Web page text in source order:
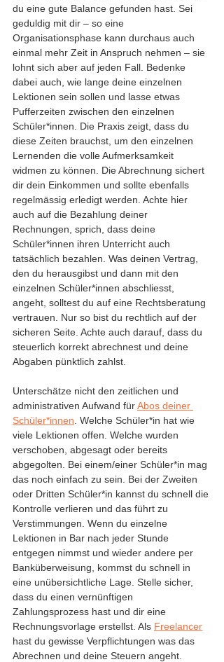
du eine gute Balance gefunden hast. Sei
geduldig mit dir – so eine
Organisationsphase kann durchaus auch
einmal mehr Zeit in Anspruch nehmen – sie
lohnt sich aber auf jeden Fall. Bedenke
dabei auch, wie lange deine einzelnen
Lektionen sein sollen und lasse etwas
Pufferzeiten zwischen den einzelnen
Schüler*innen. Die Praxis zeigt, dass du
diese Zeiten brauchst, um den einzelnen
Lernenden die volle Aufmerksamkeit
widmen zu können. Die Abrechnung sichert
dir dein Einkommen und sollte ebenfalls
regelmässig erledigt werden. Achte hier
auch auf die Bezahlung deiner
Rechnungen, sprich, dass deine
Schüler*innen ihren Unterricht auch
tatsächlich bezahlen. Was deinen Vertrag,
den du herausgibst und dann mit den
einzelnen Schüler*innen abschliesst,
angeht, solltest du auf eine Rechtsberatung
vertrauen. Nur so bist du rechtlich auf der
sicheren Seite. Achte auch darauf, dass du
steuerlich korrekt abrechnest und deine
Abgaben pünktlich zahlst.
Unterschätze nicht den zeitlichen und
administrativen Aufwand für Abos deiner
Schüler*innen . Welche Schüler*in hat wie
viele Lektionen offen. Welche wurden
verschoben, abgesagt oder bereits
abgegolten. Bei einem/einer Schüler*in mag
das noch einfach zu sein. Bei der Zweiten
oder Dritten Schüler*in kannst du schnell die
Kontrolle verlieren und das führt zu
Verstimmungen. Wenn du einzelne
Lektionen in Bar nach jeder Stunde
entgegen nimmst und wieder andere per
Banküberweisung, kommst du schnell in
eine unübersichtliche Lage. Stelle sicher,
dass du einen vernünftigen
Zahlungsprozess hast und dir eine
Rechnungsvorlage erstellst. Als Freelancer
hast du gewisse Verpflichtungen was das
Abrechnen und deine Steuern angeht.